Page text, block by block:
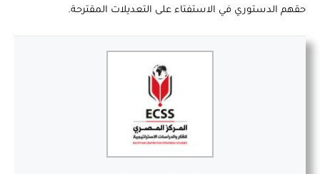
حقهم الدستوري في الاستفتاء على التعديلات المقترحة.